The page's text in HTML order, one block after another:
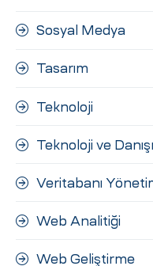
Sosyal Medya
Tasarım
Teknoloji
Teknoloji ve
Veritabanı
Web Analitiği
Web Geliştirme